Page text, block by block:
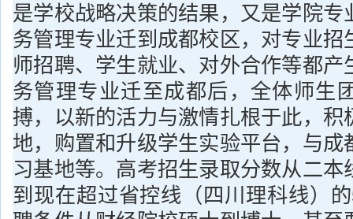
是学校战略决策的结果，又是学院专
务管理专业迁到成都校区，对专业招
师招聘、学生就业、对外合作等都产
务管理专业迁至成都后，全体师生
搏，以新的活力与激情扎根于此，积
地，购置和升级学生实验平台，与成
习基地等。高考招生录取分数从二本
到现在超过省控线（四川理科线）